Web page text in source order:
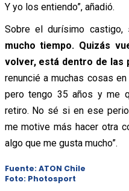
Y yo los entiendo”, añadió.
Sobre el durísimo castigo,
mucho tiempo. Quizás
volver, está dentro de las
renuncié a muchas cosas
pero tengo 35 años y me
retiro. No sé si en ese
me motive más hacer otra
algo que me gusta mucho”.
Fuente: ATON Chile
Foto: Photosport